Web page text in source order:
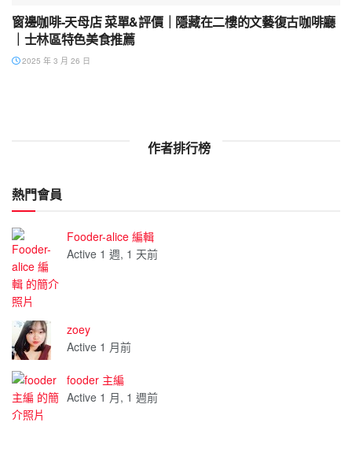
窗邊咖啡-天母店 菜單&評價｜隱藏在二樓的文藝復古咖啡廳
｜士林區特色美食推薦
2025 年 3 月 26 日
作者排行榜
熱門會員
Fooder-alice 編輯
Active 1 週, 1 天前
zoey
Active 1 月前
fooder 主編
Active 1 月, 1 週前